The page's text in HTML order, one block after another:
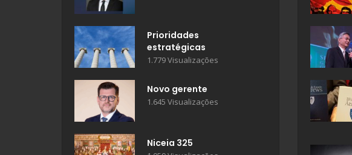
Prioridades
estratégicas
1.779 Visualizações
Novo gerente
1.645 Visualizações
Niceia 325